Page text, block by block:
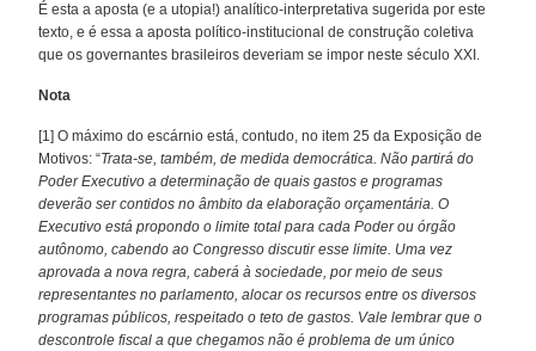
É esta a aposta (e a utopia!) analítico-interpretativa sugerida por este
texto, e é essa a aposta político-institucional de construção coletiva
que os governantes brasileiros deveriam se impor neste século XXI.
Nota
[1] O máximo do escárnio está, contudo, no item 25 da Exposição de
Motivos: “Trata-se, também, de medida democrática. Não partirá do
Poder Executivo a determinação de quais gastos e programas
deverão ser contidos no âmbito da elaboração orçamentária. O
Executivo está propondo o limite total para cada Poder ou órgão
autônomo, cabendo ao Congresso discutir esse limite. Uma vez
aprovada a nova regra, caberá à sociedade, por meio de seus
representantes no parlamento, alocar os recursos entre os diversos
programas públicos, respeitado o teto de gastos. Vale lembrar que o
descontrole fiscal a que chegamos não é problema de um único